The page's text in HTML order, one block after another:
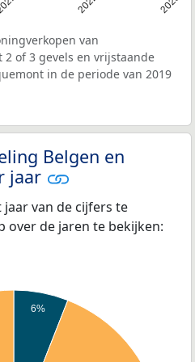
van
of 3 gevels en vrijstaande
in de periode van 2019
Belgen en
jaar
van de cijfers te
over de jaren te bekijken:
6%